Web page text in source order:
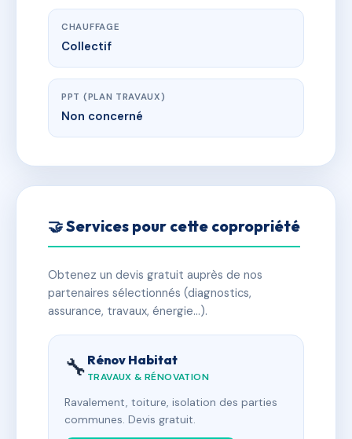
CHAUFFAGE
Collectif
PPT (PLAN TRAVAUX)
Non concerné
🤝 Services pour cette copropriété
Obtenez un devis gratuit auprès de nos
partenaires sélectionnés (diagnostics,
assurance, travaux, énergie…).
🔧 Rénov Habitat
TRAVAUX & RÉNOVATION
Ravalement, toiture, isolation des parties
communes. Devis gratuit.